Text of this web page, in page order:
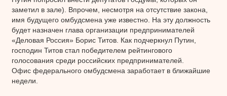
заметил в зале). Впрочем, несмотря на отсутствие закона,
имя будущего омбудсмена уже известно. На эту должность
будет назначен глава организации предпринимателей
«Деловая Россия» Борис Титов. Как подчеркнул Путин,
господин Титов стал победителем рейтингового
голосования среди российских предпринимателей.
Офис федерального омбудсмена заработает в ближайшие
недели.